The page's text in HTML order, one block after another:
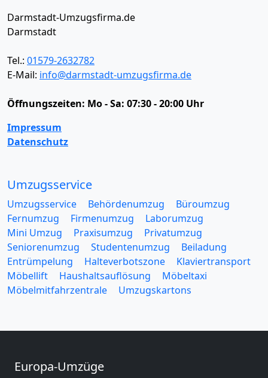
Darmstadt-Umzugsfirma.de
Darmstadt
Tel.: 01579-2632782
E-Mail: info@darmstadt-umzugsfirma.de
Öffnungszeiten: Mo - Sa: 07:30 - 20:00 Uhr
Impressum
Datenschutz
Umzugsservice
Umzugsservice Behördenumzug
Büroumzug
Fernumzug
Firmenumzug
Laborumzug
Mini Umzug
Praxisumzug
Privatumzug
Seniorenumzug
Studentenumzug
Beiladung
Entrümpelung
Halteverbotszone
Klaviertransport
Möbellift
Haushaltsauflösung
Möbeltaxi
Möbelmitfahrzentrale
Umzugskartons
Europa-Umzüge